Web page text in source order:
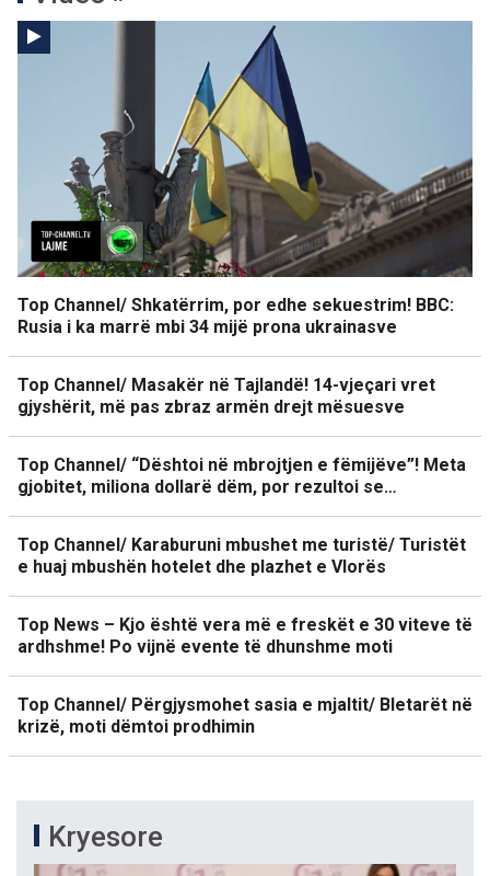
Top Channel/ Shkatërrim, por edhe sekuestrim! BBC:
Rusia i ka marrë mbi 34 mijë prona ukrainasve
Top Channel/ Masakër në Tajlandë! 14-vjeçari vret
gjyshërit, më pas zbraz armën drejt mësuesve
Top Channel/ “Dështoi në mbrojtjen e fëmijëve”! Meta
gjobitet, miliona dollarë dëm, por rezultoi se…
Top Channel/ Karaburuni mbushet me turistë/ Turistët
e huaj mbushën hotelet dhe plazhet e Vlorës
Top News – Kjo është vera më e freskët e 30 viteve të
ardhshme! Po vijnë evente të dhunshme moti
Top Channel/ Përgjysmohet sasia e mjaltit/ Bletarët në
krizë, moti dëmtoi prodhimin
Kryesore